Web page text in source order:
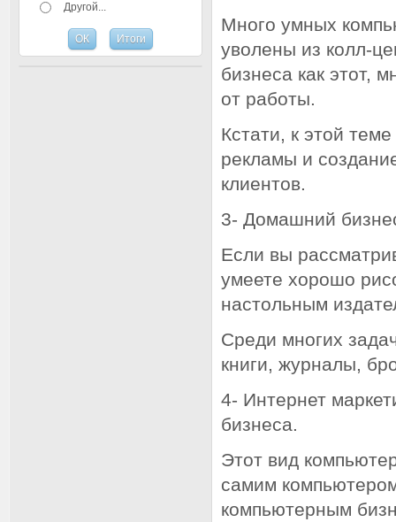
Другой...
Много умных
уволены из колл-
бизнеса как этот,
от работы.
Кстати, к этой
рекламы и
клиентов.
3- Домашний
Если вы
умеете хорошо
настольным
Среди многих
книги, журналы,
4- Интернет
бизнеса.
Этот вид
самим
компьютерным